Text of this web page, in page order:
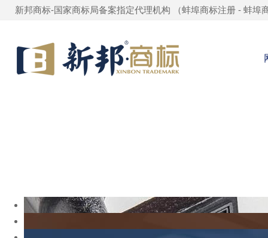
新邦商标-国家商标局备案指定代理机构 （蚌埠商标注册 - 蚌埠